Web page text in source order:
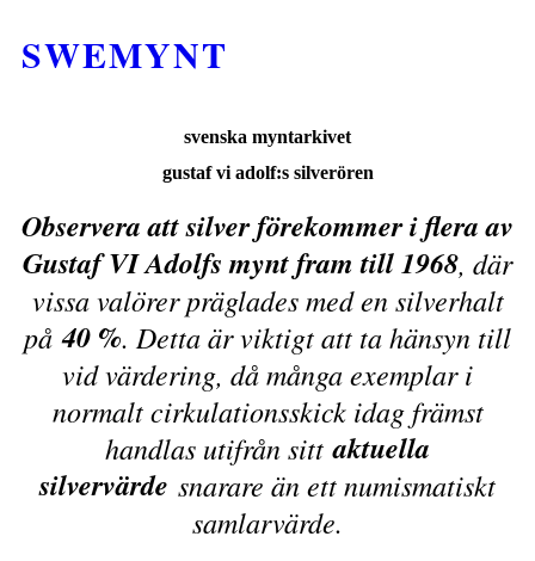
SWEMYNT
svenska myntarkivet
gustaf vi adolf:s silverören
Observera att silver förekommer i flera av
Gustaf VI Adolfs mynt fram till 1968, där
vissa valörer präglades med en silverhalt
på40 %. Detta är viktigt att ta hänsyn till
vid värdering, då många exemplar i
normalt cirkulationsskick idag främst
handlas utifrån sittaktuella
silvervärde snarare än ett numismatiskt
samlarvärde.